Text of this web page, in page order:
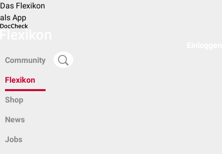
Das Flexikon
als App
Community
Flexikon
Shop
News
Jobs